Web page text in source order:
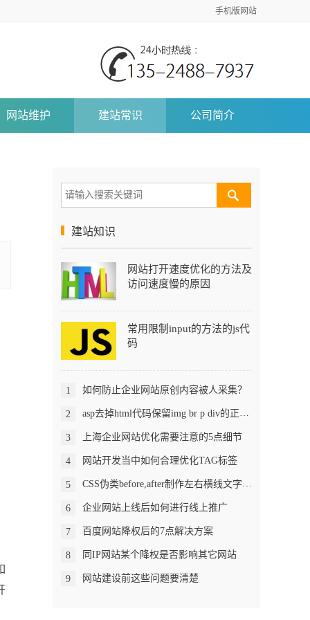
手机版网站
网站维护 建站常识 公司简介
建站知识
网站打开速度优化的方法及
访问速度慢的原因
常用限制input的方法的js代
码
1 如何防止企业网站原创内容被人采集？
2 asp去掉html代码保留img br p div的正则表达式
3 上海企业网站优化需要注意的5点细节
4 网站开发当中如何合理优化TAG标签
5 CSS伪类before,after制作左右横线文字效果
6 企业网站上线后如何进行线上推广
7 百度网站降权后的7点解决方案
8 同IP网站某个降权是否影响其它网站
9 网站建设前这些问题要清楚